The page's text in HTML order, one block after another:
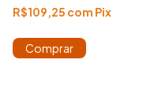
R$109,25 com Pix
Comprar